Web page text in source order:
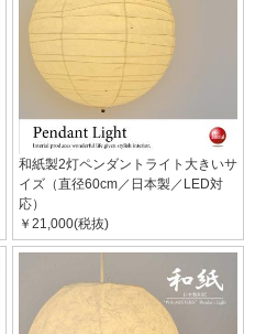
和紙製2灯ペンダントライト大きいサ
イズ（直径60cm／日本製／LED対
応）
￥21,000(税抜)